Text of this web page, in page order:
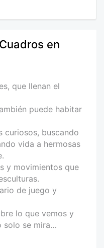
en
que llenan el
puede habitar
curiosos, buscando
vida a hermosas
y movimientos que
de juego y
lo que vemos y
solo se mira…